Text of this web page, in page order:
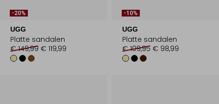
-20%
UGG
Platte sandalen
€ 149,99 € 119,99
-10%
UGG
Platte sandalen
€ 109,95 € 98,99